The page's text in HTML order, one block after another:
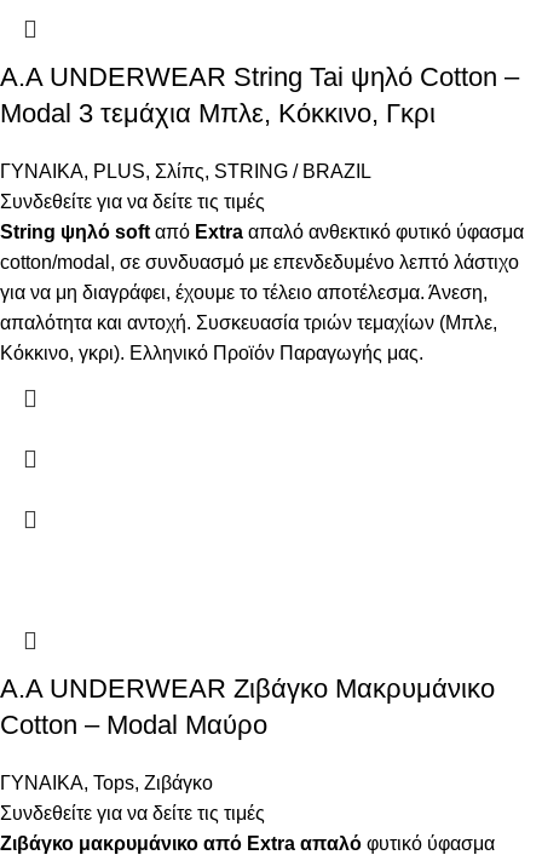
A.A UNDERWEAR String Tai ψηλό Cotton –
Modal 3 τεμάχια Μπλε, Κόκκινο, Γκρι
ΓΥΝΑΙΚΑ, PLUS, Σλίπς, STRING / BRAZIL
Συνδεθείτε για να δείτε τις τιμές
String ψηλό soft από Extra απαλό ανθεκτικό φυτικό ύφασμα
cotton/modal, σε συνδυασμό με επενδεδυμένο λεπτό λάστιχο
για να μη διαγράφει, έχουμε το τέλειο αποτέλεσμα. Άνεση,
απαλότητα και αντοχή. Συσκευασία τριών τεμαχίων (Μπλε,
Κόκκινο, γκρι). Ελληνικό Προϊόν Παραγωγής μας.
Α.A UNDERWEAR Ζιβάγκο Μακρυμάνικο
Cotton – Modal Μαύρο
ΓΥΝΑΙΚΑ, Tops, Ζιβάγκο
Συνδεθείτε για να δείτε τις τιμές
Ζιβάγκο μακρυμάνικο από Extra απαλό φυτικό ύφασμα